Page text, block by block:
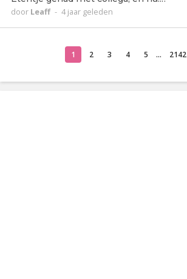
door Leaff - 4 jaar geleden
1 2 3 4 5 ... 2142